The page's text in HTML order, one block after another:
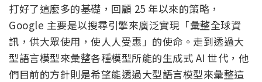
打好了這麼多的基礎，回顧 25 年以來的策略，
Google 主要是以搜尋引擎來廣泛實現「彙整全球資
訊，供大眾使用，使人人受惠」的使命。走到透過大
型語言模型來彙整各種模型所能的生成式 AI 世代，他
們目前的方針則是希望能透過大型語言模型來彙整這